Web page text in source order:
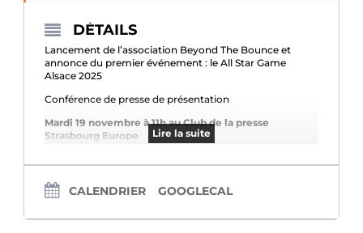
Lire la suite
DÉTAILS
Lancement de l’association Beyond The Bounce et
annonce du premier événement : le All Star Game
Alsace 2025
Conférence de presse de présentation
Mardi 19 novembre à 11h au Club de la presse
Strasbourg Europe
Fabien ARNEODO – Président et Fondateur
Nicolas HENRY – Directeur de l’évènement All
CALENDRIER GOOGLECAL